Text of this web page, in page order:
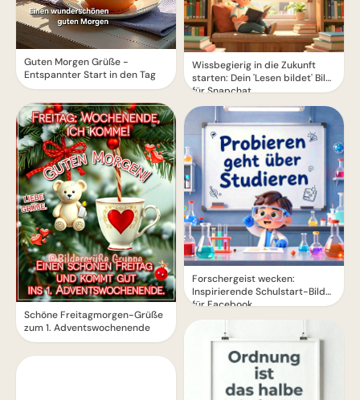
Guten Morgen Grüße -
Entspannter Start in den Tag
Schöne Freitagmorgen-Grüße
zum 1. Adventswochenende
Wissbegierig in die Zukunft
starten: Dein 'Lesen bildet' Bild
für Snapchat
Forschergeist wecken:
Inspirierende Schulstart-Bilder
für Facebook